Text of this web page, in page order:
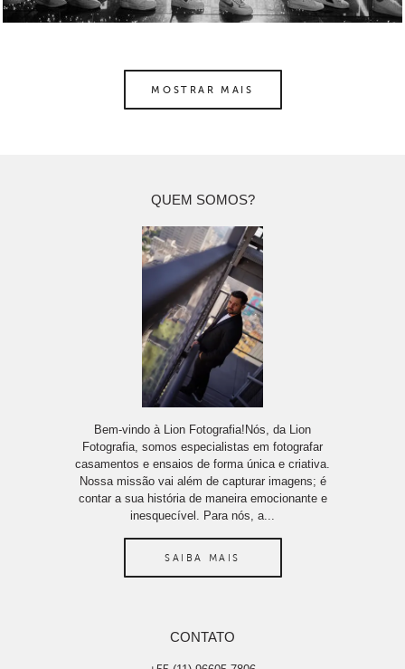
MOSTRAR MAIS
QUEM SOMOS?
Bem-vindo à Lion Fotografia!Nós, da Lion
Fotografia, somos especialistas em fotografar
casamentos e ensaios de forma única e criativa.
Nossa missão vai além de capturar imagens; é
contar a sua história de maneira emocionante e
inesquecível. Para nós, a...
SAIBA MAIS
CONTATO